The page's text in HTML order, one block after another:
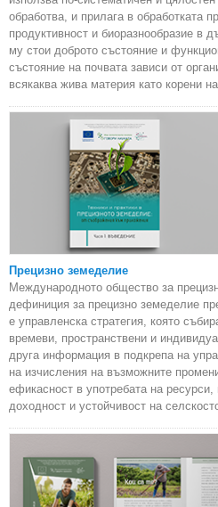
обработва, и прилага в обработката
продуктивност и биоразнообразие в
му стои доброто състояние и
състояние на почвата зависи от
всякаква жива материя като корени
Прецизно земеделие
Международното общество за
дефиниция за прецизно земеделие
е управленска стратегия, която
времеви, пространствени и
друга информация в подкрепа на
на изчисления на възможните
ефикасност в употребата на ресурси,
доходност и устойчивост на